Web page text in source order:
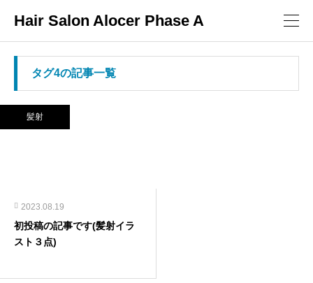
Hair Salon Alocer Phase A
タグ4の記事一覧
髪射
2023.08.19
初投稿の記事です(髪射イラ
スト３点)